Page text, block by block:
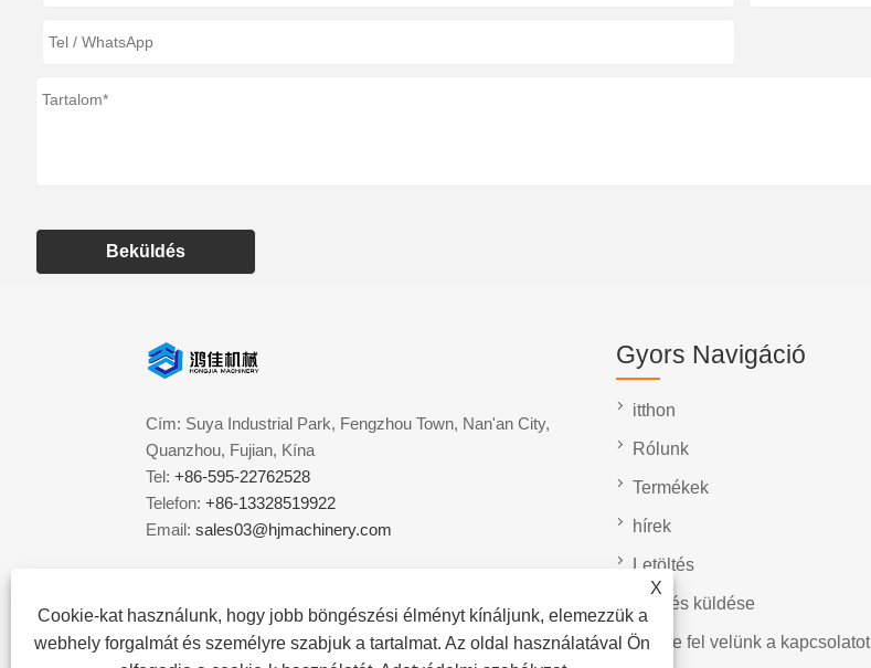
Beküldés
X
Cookie-kat használunk, hogy jobb böngészési élményt kínáljunk, elemezzük a
webhely forgalmát és személyre szabjuk a tartalmat. Az oldal használatával Ön
Cím: Suya Industrial Park, Fengzhou Town, Nan'an City,
Quanzhou, Fujian, Kína
Tel: +86-595-22762528
Telefon: +86-13328519922
Email: sales03@hjmachinery.com
Gyors Navigáció
itthon
Rólunk
Termékek
hírek
Letöltés
Kérdés küldése
Vegye fel velünk a kapcsolatot